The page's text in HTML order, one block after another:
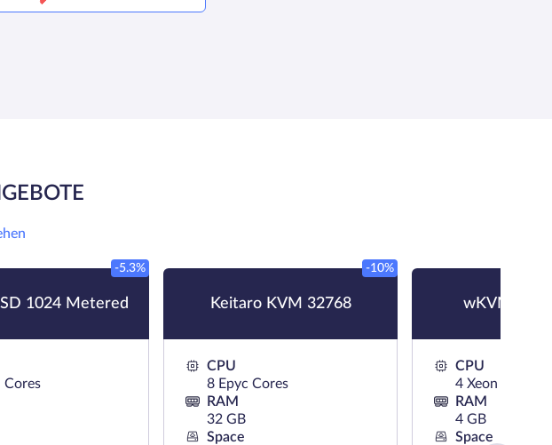
1024 Metered
-5.3%
Cores
Keitaro KVM 32768
-10%
CPU
8 Epyc Cores
RAM
32 GB
Space
wKVM-
CPU
4 Xeon Cores
RAM
4 GB
Space